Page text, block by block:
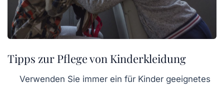
Tipps zur Pflege von Kinderkleidung
Verwenden Sie immer ein für Kinder geeignetes